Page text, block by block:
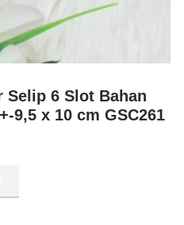
Selip 6 Slot Bahan
9,5 x 10 cm GSC261